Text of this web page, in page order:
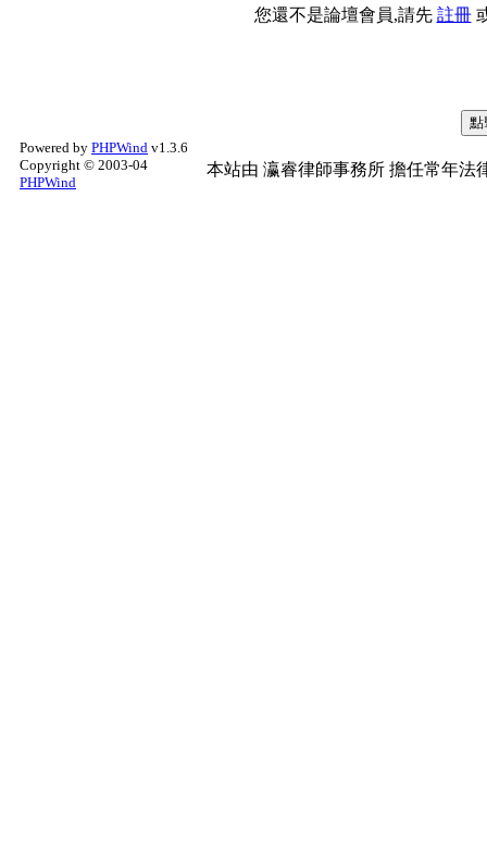
您還不是論壇會員,請先 註冊
Powered by PHPWind v1.3.6
Copyright © 2003-04
PHPWind
本站由 瀛睿律師事務所 擔任常年法